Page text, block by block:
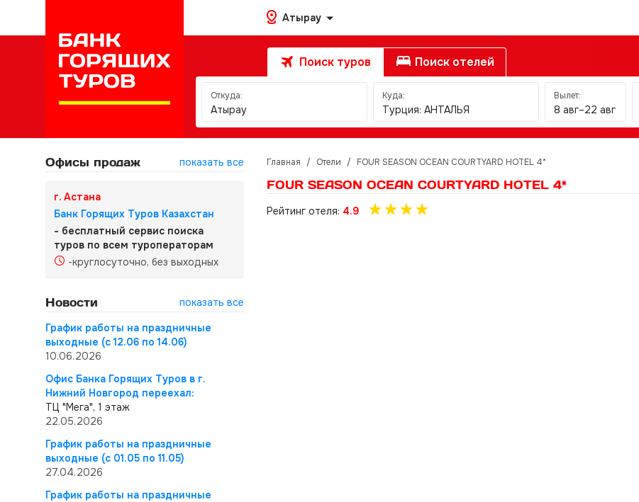
Атырау
Поиск туров Поиск отелей
Откуда:
Атырау
Куда:
Турция: АНТАЛЬЯ
Вылет:
8 авг–22 авг
Офисы продаж показать все
г. Астана
Банк Горящих Туров Казахстан
- бесплатный сервис поиска
туров по всем туроператорам
-круглосуточно, без выходных
Новости
показать все
График работы на праздничные
выходные (с 12.06 по 14.06)
10.06.2026
Офис Банка Горящих Туров в г.
Нижний Новгород переехал:
ТЦ "Мега", 1 этаж
22.05.2026
График работы на праздничные
выходные (с 01.05 по 11.05)
27.04.2026
График работы на праздничные
Главная / Отели / FOUR SEASON OCEAN COURTYARD HOTEL 4*
FOUR SEASON OCEAN COURTYARD HOTEL 4*
Рейтинг отеля: 4.9